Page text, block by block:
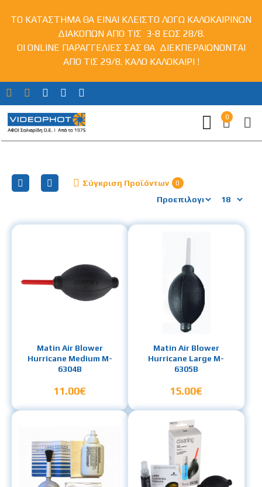
ΤΟ ΚΑΤΑΣΤΗΜΑ ΘΑ ΕΙΝΑΙ ΚΛΕΙΣΤΟ ΛΟΓΩ ΚΑΛΟΚΑΙΡΙΝΩΝ
ΔΙΑΚΟΠΩΝ ΑΠΟ ΤΙΣ 3-8 ΕΩΣ 28/8.
ΟΙ ONLINE ΠΑΡΑΓΓΕΛΙΕΣ ΣΑΣ ΘΑ ΔΙΕΚΠΕΡΑΙΩΝΟΝΤΑΙ
ΑΠΟ ΤΙΣ 29/8. ΚΑΛΟ ΚΑΛΟΚΑΙΡΙ !
0
Σύγκριση Προϊόντων 0
Matin Air Blower
Hurricane Medium M-
6304B
11.00€
Matin Air Blower
Hurricane Large M-
6305B
15.00€